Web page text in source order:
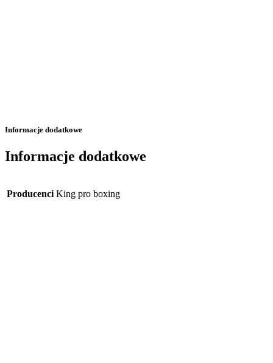
Informacje dodatkowe
Informacje dodatkowe
Producenci King pro boxing